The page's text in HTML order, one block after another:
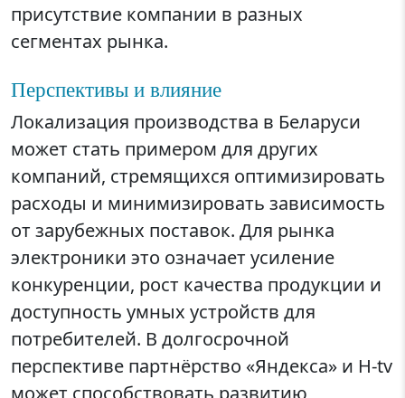
присутствие компании в разных
сегментах рынка.
Перспективы и влияние
Локализация производства в Беларуси
может стать примером для других
компаний, стремящихся оптимизировать
расходы и минимизировать зависимость
от зарубежных поставок. Для рынка
электроники это означает усиление
конкуренции, рост качества продукции и
доступность умных устройств для
потребителей. В долгосрочной
перспективе партнёрство «Яндекса» и H-tv
может способствовать развитию